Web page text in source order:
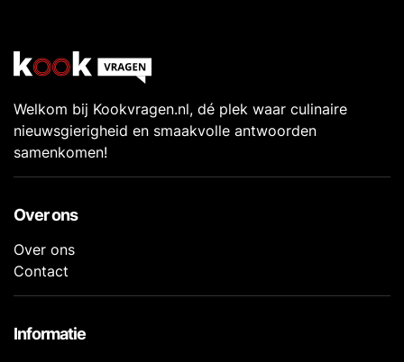
Welkom bij Kookvragen.nl, dé plek waar culinaire
nieuwsgierigheid en smaakvolle antwoorden
samenkomen!
Over ons
Over ons
Contact
Informatie